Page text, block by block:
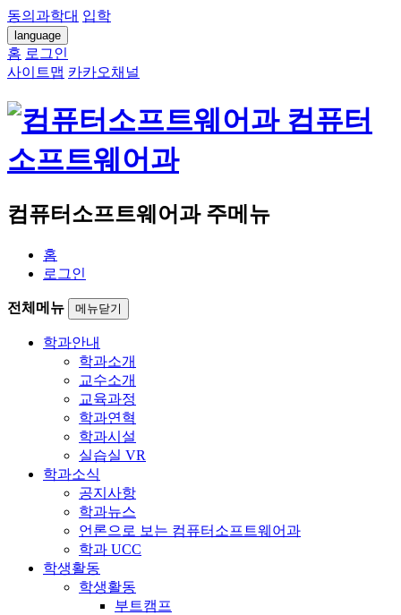
동의과학대 입학
language
홈 로그인
사이트맵 카카오채널
컴퓨터
소프트웨어과
컴퓨터소프트웨어과 주메뉴
홈
로그인
전체메뉴 메뉴닫기
학과안내
학과소개
교수소개
교육과정
학과연혁
학과시설
실습실 VR
학과소식
공지사항
학과뉴스
언론으로 보는 컴퓨터소프트웨어과
학과 UCC
학생활동
학생활동
부트캠프